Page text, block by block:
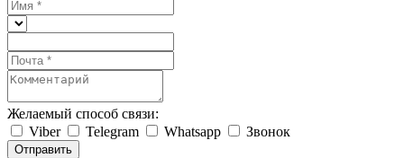
Желаемый способ связи:
Viber
Telegram Whatsapp Звонок
Отправить